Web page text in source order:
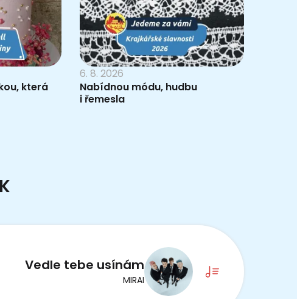
která
6. 8. 2026
Nabídnou módu, hudbu
i řemesla
Vedle tebe usínám
MIRAI